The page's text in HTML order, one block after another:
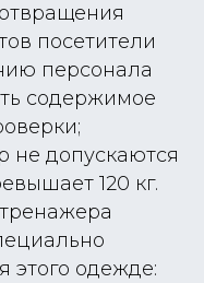
посетители
персонала
содержимое
не допускаются
120 кг.
этого одежде: